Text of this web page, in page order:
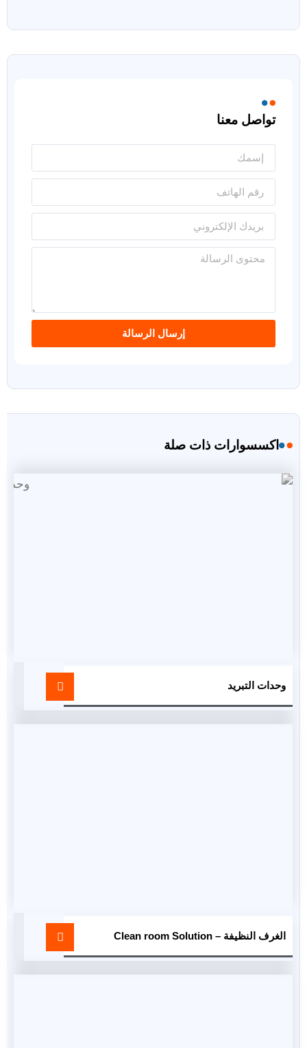
تواصل معنا
إرسال الرسالة
اكسسوارات ذات صلة
وحدات التبريد
الغرف النظيفة – Clean room Solution